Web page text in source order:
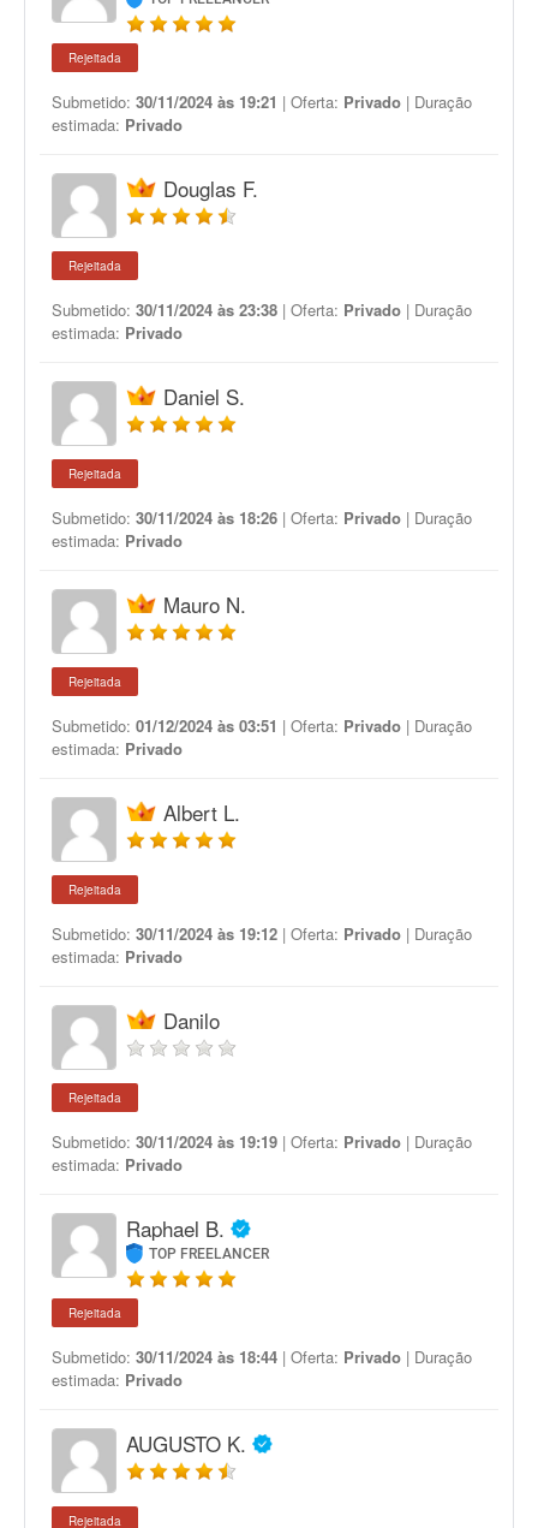
Rejeitada
Submetido: 30/11/2024 às 19:21 | Oferta: Privado | Duração
estimada: Privado
Douglas F.
Rejeitada
Submetido: 30/11/2024 às 23:38 | Oferta: Privado | Duração
estimada: Privado
Daniel S.
Rejeitada
Submetido: 30/11/2024 às 18:26 | Oferta: Privado | Duração
estimada: Privado
Mauro N.
Rejeitada
Submetido: 01/12/2024 às 03:51 | Oferta: Privado | Duração
estimada: Privado
Albert L.
Rejeitada
Submetido: 30/11/2024 às 19:12 | Oferta: Privado | Duração
estimada: Privado
Danilo
Rejeitada
Submetido: 30/11/2024 às 19:19 | Oferta: Privado | Duração
estimada: Privado
Raphael B.
TOP FREELANCER
Rejeitada
Submetido: 30/11/2024 às 18:44 | Oferta: Privado | Duração
estimada: Privado
AUGUSTO K.
Rejeitada